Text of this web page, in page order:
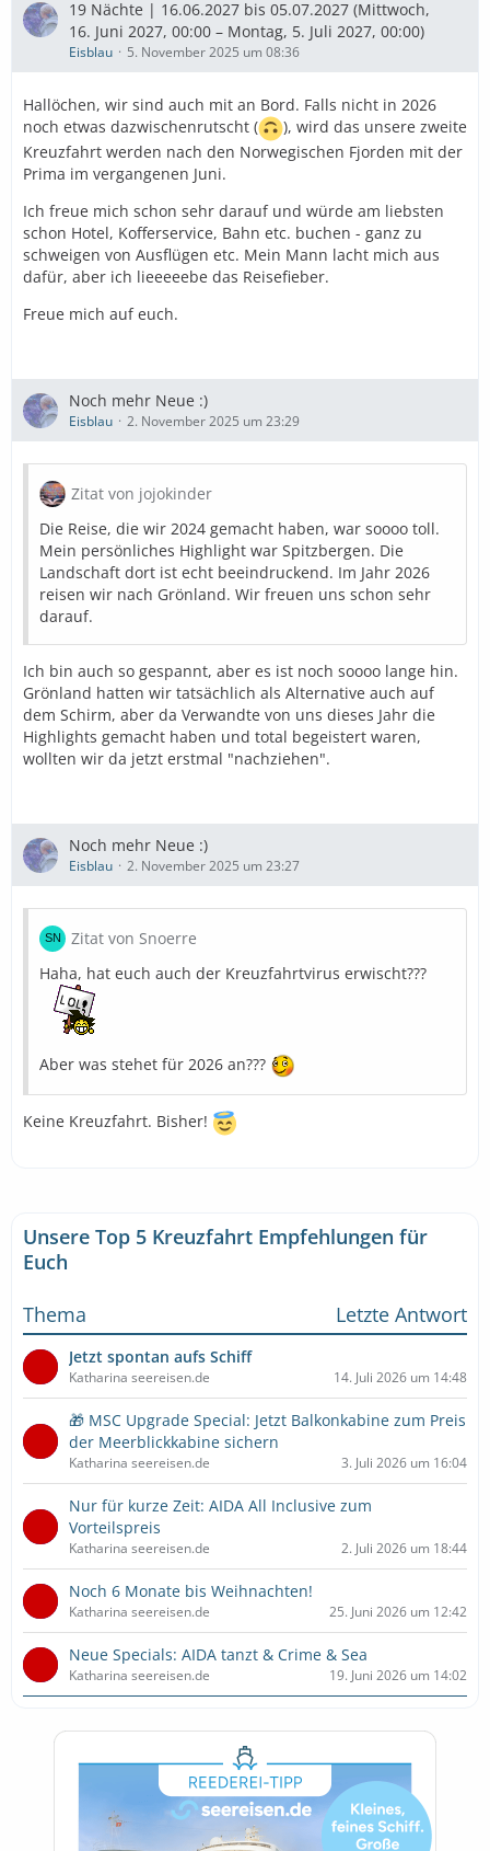
19 Nächte | 16.06.2027 bis 05.07.2027 (Mittwoch,
16. Juni 2027, 00:00 – Montag, 5. Juli 2027, 00:00)
Eisblau 5. November 2025 um 08:36
Hallöchen, wir sind auch mit an Bord. Falls nicht in 2026
noch etwas dazwischenrutscht (
), wird das unsere zweite
Kreuzfahrt werden nach den Norwegischen Fjorden mit der
Prima im vergangenen Juni.
Ich freue mich schon sehr darauf und würde am liebsten
schon Hotel, Kofferservice, Bahn etc. buchen - ganz zu
schweigen von Ausflügen etc. Mein Mann lacht mich aus
dafür, aber ich lieeeeebe das Reisefieber.
Freue mich auf euch.
Noch mehr Neue :)
Eisblau 2. November 2025 um 23:29
Zitat von jojokinder
Die Reise, die wir 2024 gemacht haben, war soooo toll.
Mein persönliches Highlight war Spitzbergen. Die
Landschaft dort ist echt beeindruckend. Im Jahr 2026
reisen wir nach Grönland. Wir freuen uns schon sehr
darauf.
Ich bin auch so gespannt, aber es ist noch soooo lange hin.
Grönland hatten wir tatsächlich als Alternative auch auf
dem Schirm, aber da Verwandte von uns dieses Jahr die
Highlights gemacht haben und total begeistert waren,
wollten wir da jetzt erstmal "nachziehen".
Noch mehr Neue :)
Eisblau 2. November 2025 um 23:27
Zitat von Snoerre
Haha, hat euch auch der Kreuzfahrtvirus erwischt???
Aber was stehet für 2026 an???
Keine Kreuzfahrt. Bisher!
Unsere Top 5 Kreuzfahrt Empfehlungen für
Euch
Thema
Letzte Antwort
Jetzt spontan aufs Schiff
Katharina seereisen.de 14. Juli 2026 um 14:48
🎁 MSC Upgrade Special: Jetzt Balkonkabine zum Preis
der Meerblickkabine sichern
Katharina seereisen.de 3. Juli 2026 um 16:04
Nur für kurze Zeit: AIDA All Inclusive zum
Vorteilspreis
Katharina seereisen.de 2. Juli 2026 um 18:44
Noch 6 Monate bis Weihnachten!
Katharina seereisen.de 25. Juni 2026 um 12:42
Neue Specials: AIDA tanzt & Crime & Sea
Katharina seereisen.de 19. Juni 2026 um 14:02